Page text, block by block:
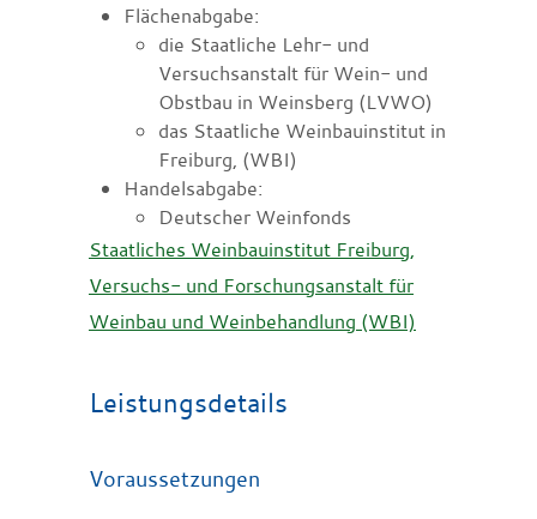
Flächenabgabe:
die Staatliche Lehr- und
Versuchsanstalt für Wein- und
Obstbau in Weinsberg (LVWO)
das Staatliche Weinbauinstitut in
Freiburg, (WBI)
Handelsabgabe:
Deutscher Weinfonds
Staatliches Weinbauinstitut Freiburg,
Versuchs- und Forschungsanstalt für
Weinbau und Weinbehandlung (WBI)
Leistungsdetails
Voraussetzungen